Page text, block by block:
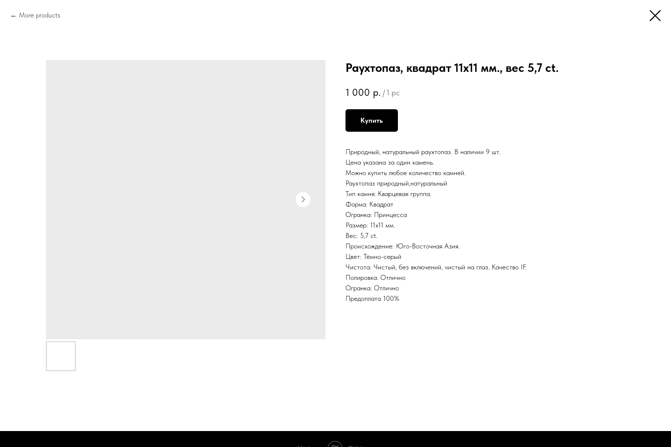
More products
Раухтопаз, квадрат 11х11 мм., вес 5,7 ct.
1 000 р. / 1 pc
Купить
Природный, натуральный раухтопаз. В наличии 9 шт.
Цена указана за один камень.
Можно купить любое количество камней.
Раухтопаз природный,натуральный
Тип камня: Кварцевая группа.
Форма: Квадрат
Огранка: Принцесса
Размер: 11х11 мм.
Вес: 5,7 ct.
Происхождение: Юго-Восточная Азия.
Цвет: Тёмно-серый
Чистота: Чистый, без включений, чистый на глаз. Качество IF.
Полировка: Отлично
Огранка: Отлично
Предоплата 100%